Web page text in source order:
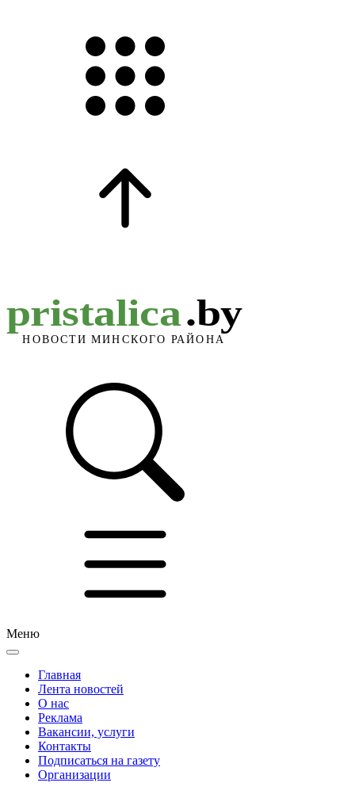
Меню
Главная
Лента новостей
О нас
Реклама
Вакансии, услуги
Контакты
Подписаться на газету
Организации